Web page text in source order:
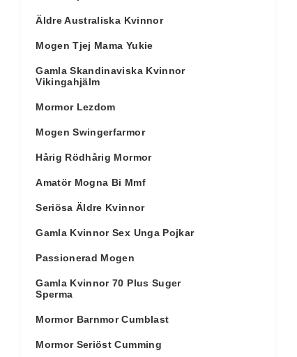
Äldre Australiska Kvinnor
Mogen Tjej Mama Yukie
Gamla Skandinaviska Kvinnor
Vikingahjälm
Mormor Lezdom
Mogen Swingerfarmor
Hårig Rödhårig Mormor
Amatör Mogna Bi Mmf
Seriösa Äldre Kvinnor
Gamla Kvinnor Sex Unga Pojkar
Passionerad Mogen
Gamla Kvinnor 70 Plus Suger
Sperma
Mormor Barnmor Cumblast
Mormor Seriöst Cumming